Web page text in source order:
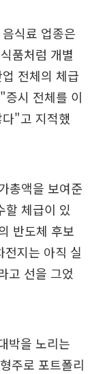
식료 업종은
품처럼 개별
전체의 체급
시 전체를 이
"고 지적했
총액을 보여준
할 체급이 있
반도체 후보
지는 아직 실
고 선을 그었
박을 노리는
주로 포트폴리